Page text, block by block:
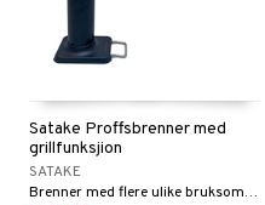
Satake Proffsbrenner med
grillfunksjion
SATAKE
Brenner med flere ulike bruksområder fra Satake.